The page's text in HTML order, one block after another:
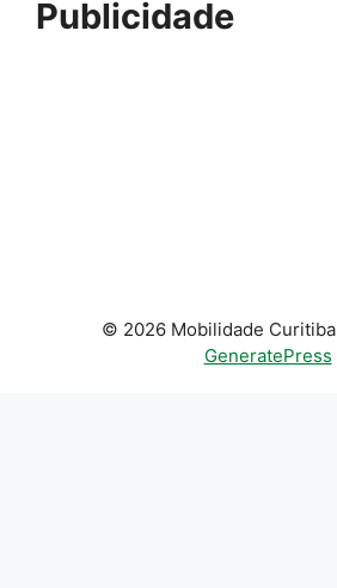
Publicidade
© 2026 Mobilidade Curitiba
GeneratePress